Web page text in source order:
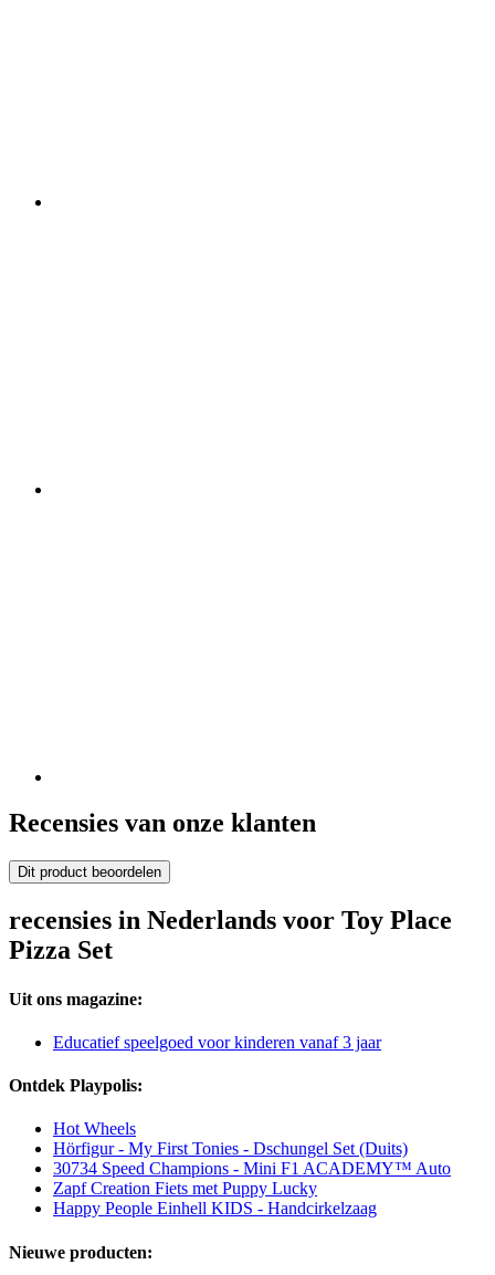
Recensies van onze klanten
Dit product beoordelen
recensies in Nederlands voor Toy Place
Pizza Set
Uit ons magazine:
Educatief speelgoed voor kinderen vanaf 3 jaar
Ontdek Playpolis:
Hot Wheels
Hörfigur - My First Tonies - Dschungel Set (Duits)
30734 Speed Champions - Mini F1 ACADEMY™ Auto
Zapf Creation Fiets met Puppy Lucky
Happy People Einhell KIDS - Handcirkelzaag
Nieuwe producten: